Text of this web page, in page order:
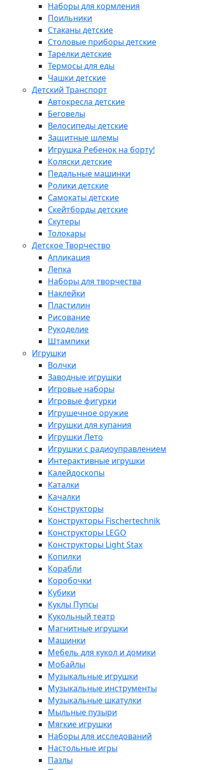
Наборы для кормления
Поильники
Стаканы детские
Столовые приборы детские
Тарелки детские
Термосы для еды
Чашки детские
Детский Транспорт
Автокресла детские
Беговелы
Велосипеды детские
Защитные шлемы
Игрушка Ребенок на борту!
Коляски детские
Педальные машинки
Ролики детские
Самокаты детские
Скейтборды детские
Скутеры
Толокары
Детское Творчество
Апликация
Лепка
Наборы для творчества
Наклейки
Пластилин
Рисование
Рукоделие
Штампики
Игрушки
Волчки
Заводные игрушки
Игровые наборы
Игровые фигурки
Игрушечное оружие
Игрушки для купания
Игрушки Лето
Игрушки с радиоуправлением
Интерактивные игрушки
Калейдоскопы
Каталки
Качалки
Конструкторы
Конструкторы Fisсhertechnik
Конструкторы LEGO
Конструкторы Light Stax
Копилки
Корабли
Коробочки
Кубики
Куклы Пупсы
Кукольный театр
Магнитные игрушки
Машинки
Мебель для кукол и домики
Мобайлы
Музыкальные игрушки
Музыкальные инструменты
Музыкальные шкатулки
Мыльные пузыри
Мягкие игрушки
Наборы для исследований
Настольные игры
Пазлы